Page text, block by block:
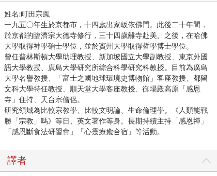
姓名:町田宗鳳
一九五〇年生於京都市，十四歲出家皈依佛門。此後二十年間，
於京都的臨濟宗大德寺修行，三十四歲離寺赴美。之後，在哈佛
大學取得神學碩士學位，並於賓州大學取得哲學博士學位。
曾任普林斯頓大學助理教授、新加坡國立大學副教授、東京外國
語大學教授、廣島大學研究所綜合科學研究科教授。目前為廣島
大學名譽教授、「富士之國地球環境史博物館」客座教授、都留
文科大學特任教授、順天堂大學客座教授、御場殿高原「感恩
寺」住持、天台宗僧侶。
研究領域為比較宗教學、比較文明論、生命倫理學。《人類能戰
勝「宗教」嗎》等日、英文著作等身。長期持續主持「感恩禪」
「感恩斷食法研習會」「心靈療癒合宿」等活動。
譯者